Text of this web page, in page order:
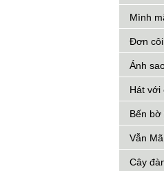
Mình
Đơn côi
Ánh
Hát với
Bến
Vẫn
Cây